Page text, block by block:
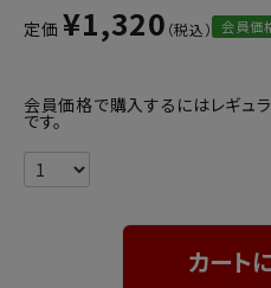
定価 ¥1,320 会員価
会員価格で購入するにはレギュ
です。
カート